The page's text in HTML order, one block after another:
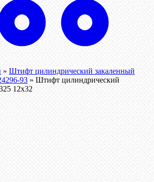
» Штифт цилиндрический закаленный
93 » Штифт цилиндрический
12х32